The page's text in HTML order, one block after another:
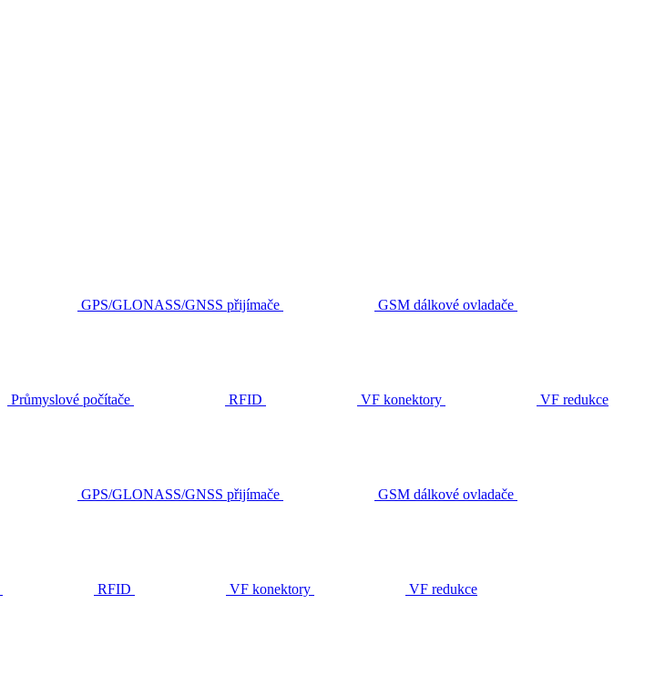
GPS/GLONASS/GNSS přijímače GSM dálkové ovladače
Průmyslové počítače RFID VF konektory VF redukce
GPS/GLONASS/GNSS přijímače GSM dálkové ovladače
RFID VF konektory
VF redukce